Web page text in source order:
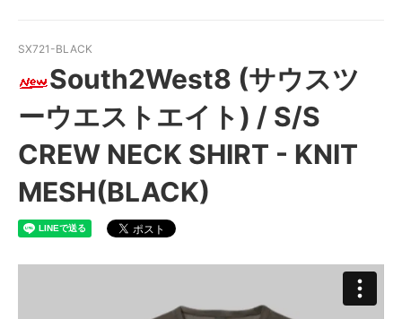
SX721-BLACK
South2West8 (サウスツ
ーウエストエイト) / S/S
CREW NECK SHIRT - KNIT
MESH(BLACK)